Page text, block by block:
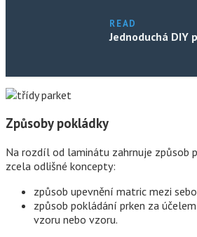
READ
Jednoduchá DIY
Způsoby pokládky
Na rozdíl od laminátu zahrnuje způsob
zcela odlišné koncepty:
způsob upevnění matric mezi
způsob pokládání prken za
vzoru nebo vzoru.